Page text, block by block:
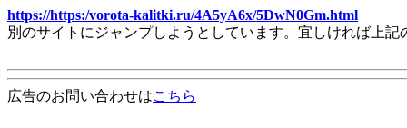
https://https:/vorota-kalitki.ru/4A5yA6x/5DwN0Gm.html
別のサイトにジャンプしようとしています。宜しければ上
広告のお問い合わせはこちら